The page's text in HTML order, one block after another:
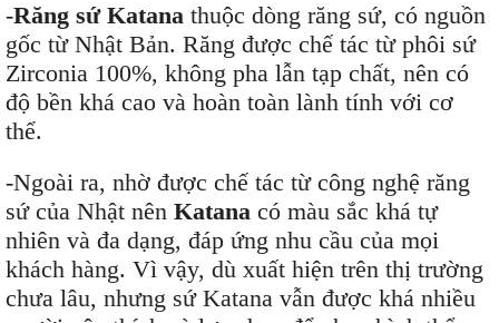
-Răng sứ Katana thuộc dòng răng sứ, có nguồn
gốc từ Nhật Bản. Răng được chế tác từ phôi sứ
Zirconia 100%, không pha lẫn tạp chất, nên có
độ bền khá cao và hoàn toàn lành tính với cơ
thể.
-Ngoài ra, nhờ được chế tác từ công nghệ răng
sứ của Nhật nên Katana có màu sắc khá tự
nhiên và đa dạng, đáp ứng nhu cầu của mọi
khách hàng. Vì vậy, dù xuất hiện trên thị trường
chưa lâu, nhưng sứ Katana vẫn được khá nhiều